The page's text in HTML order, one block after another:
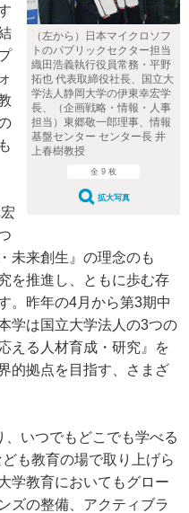
（左から）日本マイクロソフ
トのパプリックセクター担当
織田浩義執行役員常務・平野
拓也 代表取締役社長、国立大
学法人静岡大学の伊東幸宏学
長、（企画戦略・情報・人事
担当）東郷敬一郎理事、情報
基盤センター センター長 井
上春樹教授
全 9 枚
拡大写真
未来創生』の理念のも
を推進し、ともに歩む存
。昨年の4月から第3期中
学は国立大学法人の3つの
える人材育成・研究』を
的拠点を目指す、さまざ
いつでもどこでも学べる
も教育の場で取り上げら
学教育においてもグロー
ズの整備、アクティブラ